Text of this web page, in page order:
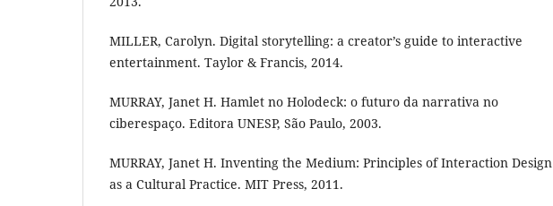
MILLER, Carolyn. Digital storytelling: a creator’s guide to interactive
entertainment. Taylor & Francis, 2014.
MURRAY, Janet H. Hamlet no Holodeck: o futuro da narrativa no
ciberespaço. Editora UNESP, São Paulo, 2003.
MURRAY, Janet H. Inventing the Medium: Principles of Interaction Design
as a Cultural Practice. MIT Press, 2011.